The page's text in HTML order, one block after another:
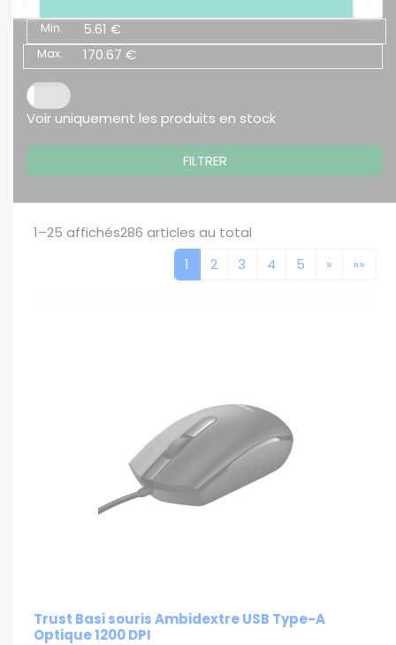
Min. 5.61 €
Max. 170.67 €
Voir uniquement les produits en stock
FILTRER
1–25 affichés286 articles au total
1
2 3 4 5 » »»
Trust Basi souris Ambidextre USB Type-A
Optique 1200 DPI